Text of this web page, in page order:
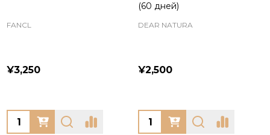
FANCL
¥3,250
Quantity:
(60 дней)
DEAR NATURA
¥2,500
Quantity: